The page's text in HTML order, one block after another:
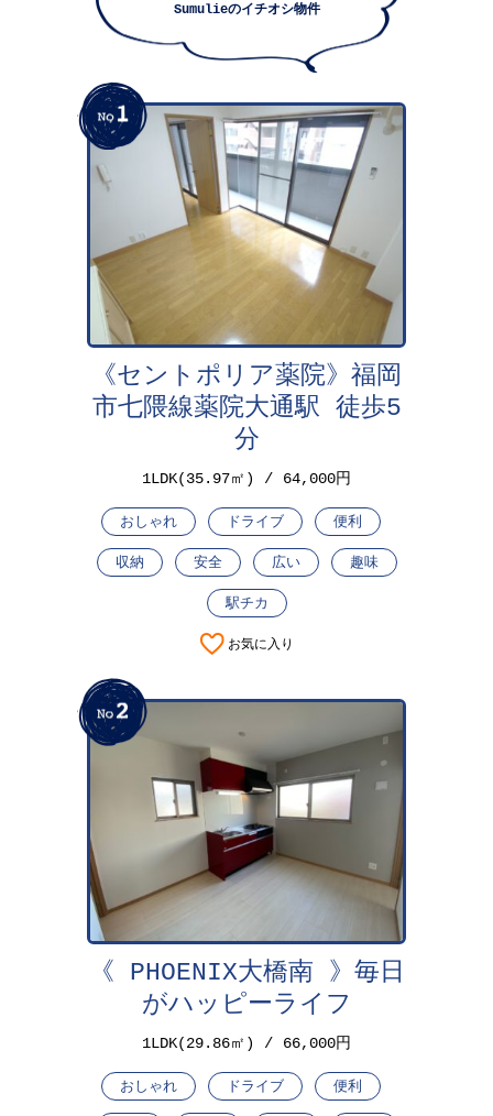
Sumulieのイチオシ物件
《セントポリア薬院》福岡
市七隈線薬院大通駅 徒歩5
分
1LDK(35.97㎡) 64,000円
おしゃれ ドライブ 便利
収納 安全 広い 趣味
駅チカ
お気に入り
《 PHOENIX大橋南 》毎日
がハッピーライフ
1LDK(29.86㎡) 66,000円
おしゃれ ドライブ 便利